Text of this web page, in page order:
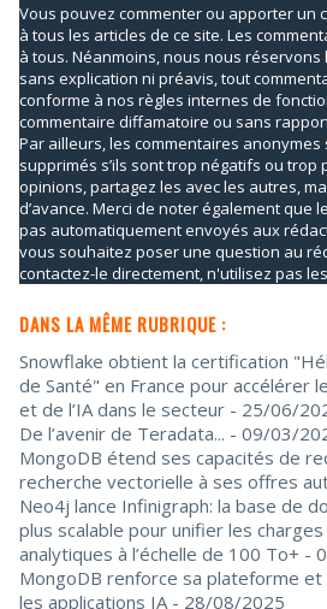
Vous pouvez commenter ou apporter un
à tous les articles de ce site. Les
à tous. Néanmoins, nous nous réservons
sans explication ni préavis, tout
conforme à nos règles internes de
commentaire diffamatoire ou sans
Par ailleurs, les commentaires
supprimés s’ils sont trop négatifs ou trop
opinions, partagez les avec les autres,
d’avance. Merci de noter également que
pas automatiquement envoyés aux
vous souhaitez poser une question au
contactez-le directement, n'utilisez pas
DANS LA MÊME RUBRIQUE :
Snowflake obtient la certification
de Santé" en France pour accélérer
et de l’IA dans le secteur - 25/06/
De l’avenir de Teradata... - 09/03/
MongoDB étend ses capacités de
recherche vectorielle à ses offres
Neo4j lance Infinigraph: la base de
plus scalable pour unifier les
analytiques à l’échelle de 100 To+ -
MongoDB renforce sa plateforme
les applications IA - 28/08/2025